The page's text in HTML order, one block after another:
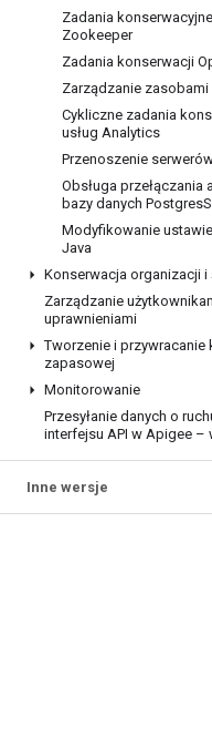
Zadania
Zookeeper
Zadania konserwacji
Zarządzanie zasobami
Cykliczne zadania
usług Analytics
Przenoszenie
Obsługa przełączania
bazy danych Postgres
Modyfikowanie
Java
Konserwacja organizacji
Zarządzanie
uprawnieniami
Tworzenie i przywracanie
zapasowej
Monitorowanie
Przesyłanie danych o
interfejsu API w Apigee –
Inne wersje